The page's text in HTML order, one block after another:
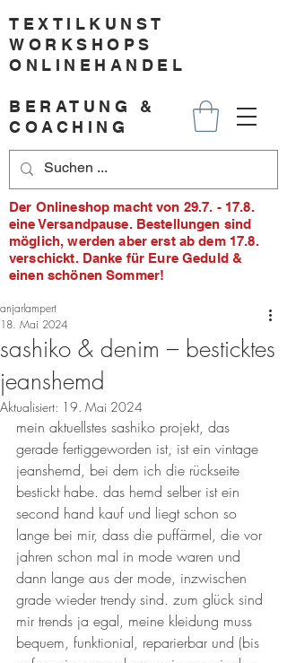
TEXTILKUNST
WORKSHOPS
ONLINEHANDEL
BERATUNG &
COACHING
Der Onlineshop macht von 29.7. - 17.8.
eine Versandpause. Bestellungen sind
möglich, werden aber erst ab dem 17.8.
verschickt. Danke für Eure Geduld &
einen schönen Sommer!
sashiko & denim – besticktes
jeanshemd
anjarlampert
18. Mai 2024
Aktualisiert: 19. Mai 2024
mein aktuellstes sashiko projekt, das
gerade fertiggeworden ist, ist ein vintage
jeanshemd, bei dem ich die rückseite
bestickt habe. das hemd selber ist ein
second hand kauf und liegt schon so
lange bei mir, dass die puffärmel, die vor
jahren schon mal in mode waren und
dann lange aus der mode, inzwischen
grade wieder trendy sind. zum glück sind
mir trends ja egal, meine kleidung muss
bequem, funktionial, reparierbar und (bis